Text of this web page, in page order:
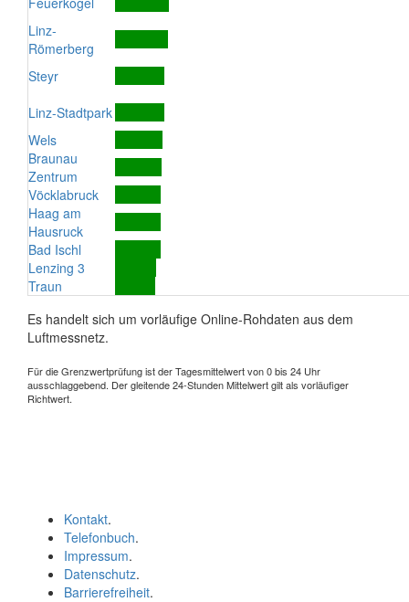
Linz-
Römerberg
Steyr
Linz-Stadtpark
Wels
Braunau
Zentrum
Vöcklabruck
Haag am
Hausruck
Bad Ischl
Lenzing 3
Traun
Es handelt sich um vorläufige Online-Rohdaten aus dem
Luftmessnetz.
Für die Grenzwertprüfung ist der Tagesmittelwert von 0 bis 24 Uhr
ausschlaggebend. Der gleitende 24-Stunden Mittelwert gilt als vorläufiger
Richtwert.
Kontakt.
Telefonbuch.
Impressum.
Datenschutz.
Barrierefreiheit.